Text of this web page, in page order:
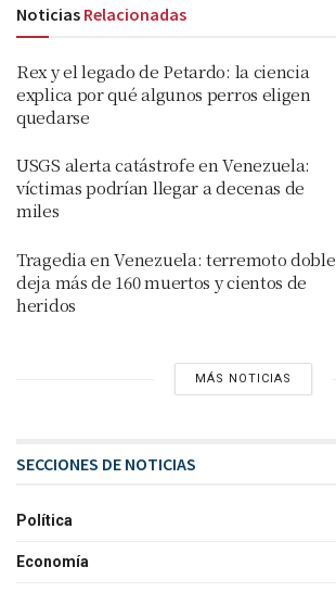
Noticias Relacionadas
Rex y el legado de Petardo: la ciencia
explica por qué algunos perros eligen
quedarse
USGS alerta catástrofe en Venezuela:
víctimas podrían llegar a decenas de
miles
Tragedia en Venezuela: terremoto doble
deja más de 160 muertos y cientos de
heridos
MÁS NOTICIAS
SECCIONES DE NOTICIAS
Política
Economía